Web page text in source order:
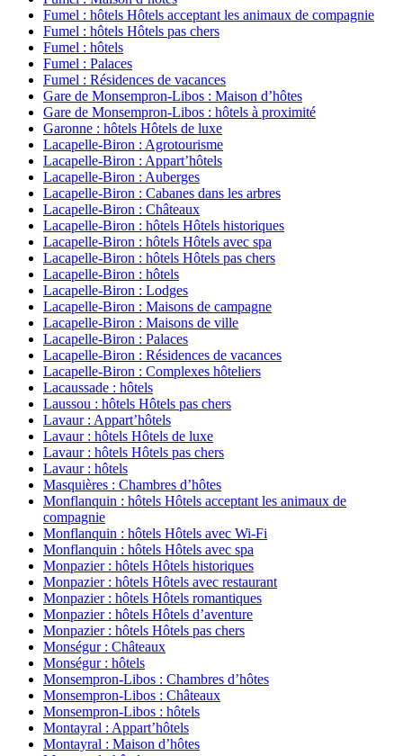
Fumel : hôtels Hôtels acceptant les animaux de compagnie
Fumel : hôtels Hôtels pas chers
Fumel : hôtels
Fumel : Palaces
Fumel : Résidences de vacances
Gare de Monsempron-Libos : Maison d’hôtes
Gare de Monsempron-Libos : hôtels à proximité
Garonne : hôtels Hôtels de luxe
Lacapelle-Biron : Agrotourisme
Lacapelle-Biron : Appart’hôtels
Lacapelle-Biron : Auberges
Lacapelle-Biron : Cabanes dans les arbres
Lacapelle-Biron : Châteaux
Lacapelle-Biron : hôtels Hôtels historiques
Lacapelle-Biron : hôtels Hôtels avec spa
Lacapelle-Biron : hôtels Hôtels pas chers
Lacapelle-Biron : hôtels
Lacapelle-Biron : Lodges
Lacapelle-Biron : Maisons de campagne
Lacapelle-Biron : Maisons de ville
Lacapelle-Biron : Palaces
Lacapelle-Biron : Résidences de vacances
Lacapelle-Biron : Complexes hôteliers
Lacaussade : hôtels
Laussou : hôtels Hôtels pas chers
Lavaur : Appart’hôtels
Lavaur : hôtels Hôtels de luxe
Lavaur : hôtels Hôtels pas chers
Lavaur : hôtels
Masquières : Chambres d’hôtes
Monflanquin : hôtels Hôtels acceptant les animaux de
compagnie
Monflanquin : hôtels Hôtels avec Wi-Fi
Monflanquin : hôtels Hôtels avec spa
Monpazier : hôtels Hôtels historiques
Monpazier : hôtels Hôtels avec restaurant
Monpazier : hôtels Hôtels romantiques
Monpazier : hôtels Hôtels d’aventure
Monpazier : hôtels Hôtels pas chers
Monségur : Châteaux
Monségur : hôtels
Monsempron-Libos : Chambres d’hôtes
Monsempron-Libos : Châteaux
Monsempron-Libos : hôtels
Montayral : Appart’hôtels
Montayral : Maison d’hôtes